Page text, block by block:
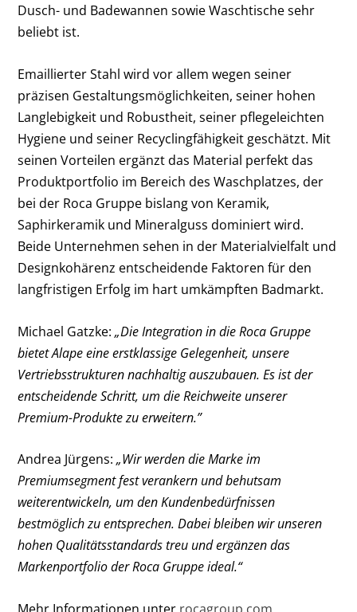
Dusch- und Badewannen sowie Waschtische sehr
beliebt ist.
Emaillierter Stahl wird vor allem wegen seiner
präzisen Gestaltungsmöglichkeiten, seiner hohen
Langlebigkeit und Robustheit, seiner pflegeleichten
Hygiene und seiner Recyclingfähigkeit geschätzt. Mit
seinen Vorteilen ergänzt das Material perfekt das
Produktportfolio im Bereich des Waschplatzes, der
bei der Roca Gruppe bislang von Keramik,
Saphirkeramik und Mineralguss dominiert wird.
Beide Unternehmen sehen in der Materialvielfalt und
Designkohärenz entscheidende Faktoren für den
langfristigen Erfolg im hart umkämpften Badmarkt.
Michael Gatzke: „Die Integration in die Roca Gruppe
bietet Alape eine erstklassige Gelegenheit, unsere
Vertriebsstrukturen nachhaltig auszubauen. Es ist der
entscheidende Schritt, um die Reichweite unserer
Premium-Produkte zu erweitern.”
Andrea Jürgens: „Wir werden die Marke im
Premiumsegment fest verankern und behutsam
weiterentwickeln, um den Kundenbedürfnissen
bestmöglich zu entsprechen. Dabei bleiben wir unseren
hohen Qualitätsstandards treu und ergänzen das
Markenportfolio der Roca Gruppe ideal.“